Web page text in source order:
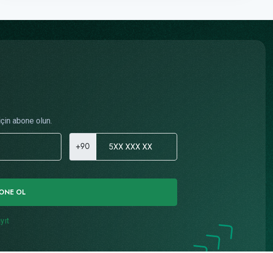
abone olun.
+90
OL